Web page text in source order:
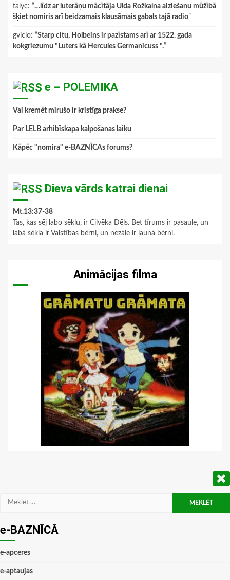
talyc: “…līdz ar luterāņu mācītāja Ulda Rožkalna aiziešanu mūžībā
šķiet nomiris arī beidzamais klausāmais gabals tajā radio”
gviclo: “Starp citu, Holbeins ir pazīstams arī ar 1522. gada
kokgriezumu "Luters kā Hercules Germanicuss ".”
e – POLEMIKA
Vai kremēt mirušo ir kristīga prakse?
Par LELB arhibīskapa kalpošanas laiku
Kāpēc "nomira" e-BAZNĪCAs forums?
Dieva vārds katrai dienai
Mt.13:37-38
Tas, kas sēj labo sēklu, ir Cilvēka Dēls. Bet tīrums ir pasaule, un
labā sēkla ir Valstības bērni, un nezāle ir ļaunā bērni.
Animācijas filma
Meklēt:
e-BAZNĪCĀ
e-apceres
e-aptaujas